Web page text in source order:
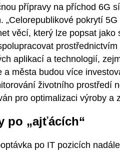
přípravy na příchod 6G
„Celorepublikové pokrytí
věcí, který lze popsat
aplikací a technologií,
a města budou více
životního prostředí
pro optimalizaci výroby a
po „ajťácích“
po IT pozicích